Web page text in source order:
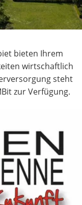
bieten Ihrem
wirtschaftlich
steht
zur Verfügung.